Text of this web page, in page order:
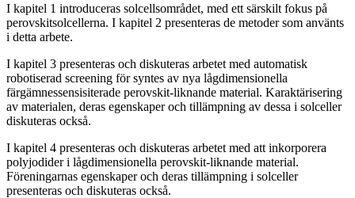
I kapitel 1 introduceras solcellsområdet, med ett särskilt fokus på
perovskitsolcellerna. I kapitel 2 presenteras de metoder som använts
i detta arbete.
I kapitel 3 presenteras och diskuteras arbetet med automatisk
robotiserad screening för syntes av nya lågdimensionella
färgämnessensisiterade perovskit-liknande material. Karaktärisering
av materialen, deras egenskaper och tillämpning av dessa i solceller
diskuteras också.
I kapitel 4 presenteras och diskuteras arbetet med att inkorporera
polyjodider i lågdimensionella perovskit-liknande material.
Föreningarnas egenskaper och deras tillämpning i solceller
presenteras och diskuteras också.